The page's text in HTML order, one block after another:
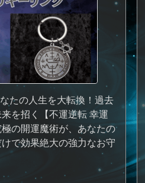
たの人生を大転換！過去
を招く【不運逆転 幸運
の開運魔術が、あなたの
で効果絶大の強力なお守